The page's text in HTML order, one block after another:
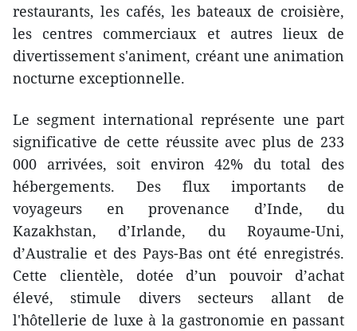
restaurants, les cafés, les bateaux de croisière,
les centres commerciaux et autres lieux de
divertissement s'animent, créant une animation
nocturne exceptionnelle.
Le segment international représente une part
significative de cette réussite avec plus de 233
000 arrivées, soit environ 42% du total des
hébergements. Des flux importants de
voyageurs en provenance d’Inde, du
Kazakhstan, d’Irlande, du Royaume-Uni,
d’Australie et des Pays-Bas ont été enregistrés.
Cette clientèle, dotée d’un pouvoir d’achat
élevé, stimule divers secteurs allant de
l'hôtellerie de luxe à la gastronomie en passant